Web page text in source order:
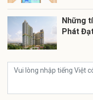
Những
Phát